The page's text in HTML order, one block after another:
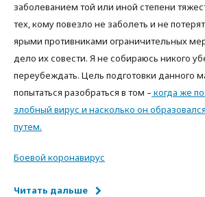
заболеванием той или иной степени
тех, кому повезло не заболеть и не
ярыми противниками ограничительных
дело их совести. Я не собираюсь никого
переубеждать. Цель подготовки данного
попытаться разобраться в том – когда же
злобный вирус и насколько он
путем.
Боевой коронавирус
Читать дальше